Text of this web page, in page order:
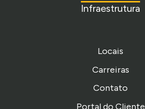
Infraestrutura
Locais
Carreiras
Contato
Portal do Cliente